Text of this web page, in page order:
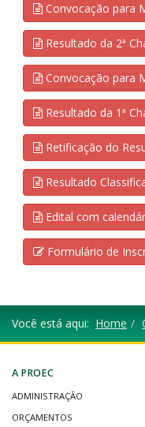
Convocação para
Resultado da 2ª
Convocação para
Resultado da 1ª
Retificação do
Resultado
Edital com
Formulário de
Você está aqui: Home
A PROEC
ADMINISTRAÇÃO
ORÇAMENTOS